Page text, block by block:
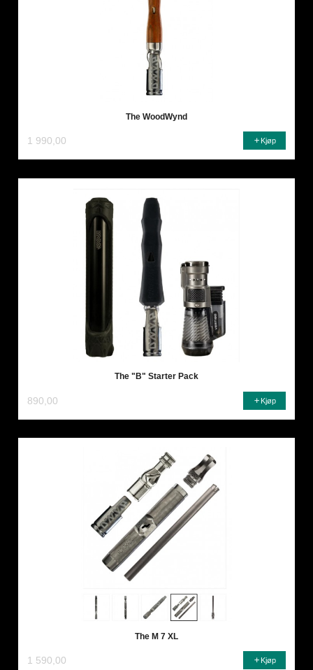
The WoodWynd
1 990,00 Kjøp
The "B" Starter Pack
890,00 Kjøp
The M 7 XL
1 590,00 Kjøp